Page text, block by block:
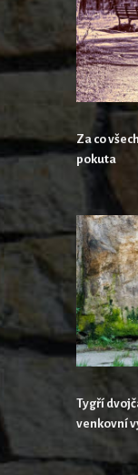
Za co
pokuta
Tygří
venkovní